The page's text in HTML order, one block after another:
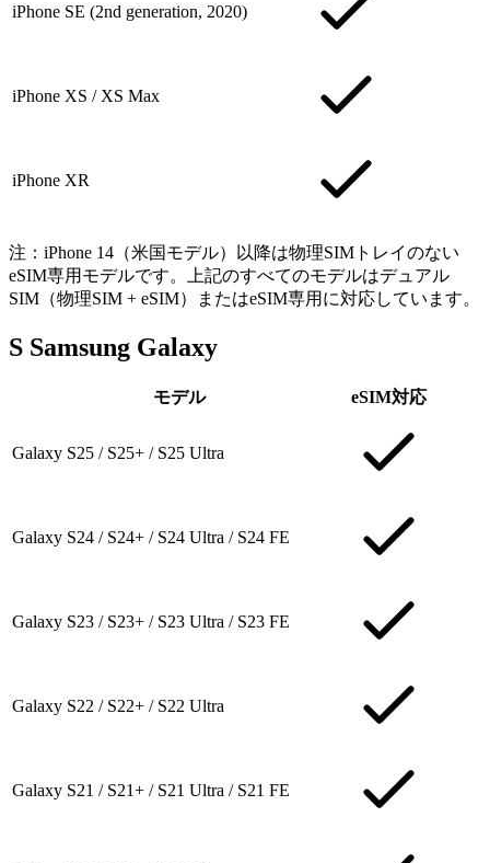
iPhone SE (2nd generation, 2020)
iPhone XS / XS Max
iPhone XR
注：iPhone 14（米国モデル）以降は物理SIMトレイのない
eSIM専用モデルです。上記のすべてのモデルはデュアル
SIM（物理SIM + eSIM）またはeSIM専用に対応しています。
S Samsung Galaxy
モデル eSIM対応
Galaxy S25 / S25+ / S25 Ultra
Galaxy S24 / S24+ / S24 Ultra / S24 FE
Galaxy S23 / S23+ / S23 Ultra / S23 FE
Galaxy S22 / S22+ / S22 Ultra
Galaxy S21 / S21+ / S21 Ultra / S21 FE